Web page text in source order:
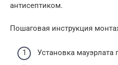
антисептиком.
Пошаговая инструкция
Установка мауэрлата